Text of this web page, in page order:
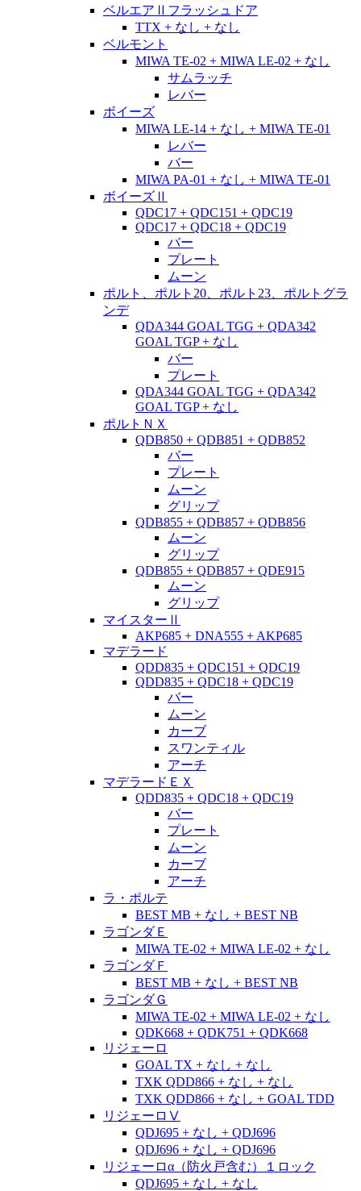
ベルエアⅡフラッシュドア
TTX + なし + なし
ベルモント
MIWA TE-02 + MIWA LE-02 + なし
サムラッチ
レバー
ボイーズ
MIWA LE-14 + なし + MIWA TE-01
レバー
バー
MIWA PA-01 + なし + MIWA TE-01
ボイーズⅡ
QDC17 + QDC151 + QDC19
QDC17 + QDC18 + QDC19
バー
プレート
ムーン
ポルト、ポルト20、ポルト23、ポルトグラ
ンデ
QDA344 GOAL TGG + QDA342
GOAL TGP + なし
バー
プレート
QDA344 GOAL TGG + QDA342
GOAL TGP + なし
ポルトＮＸ
QDB850 + QDB851 + QDB852
バー
プレート
ムーン
グリップ
QDB855 + QDB857 + QDB856
ムーン
グリップ
QDB855 + QDB857 + QDE915
ムーン
グリップ
マイスターⅡ
AKP685 + DNA555 + AKP685
マデラード
QDD835 + QDC151 + QDC19
QDD835 + QDC18 + QDC19
バー
ムーン
カーブ
スワンティル
アーチ
マデラードＥＸ
QDD835 + QDC18 + QDC19
バー
プレート
ムーン
カーブ
アーチ
ラ・ポルテ
BEST MB + なし + BEST NB
ラゴンダＥ
MIWA TE-02 + MIWA LE-02 + なし
ラゴンダＦ
BEST MB + なし + BEST NB
ラゴンダＧ
MIWA TE-02 + MIWA LE-02 + なし
QDK668 + QDK751 + QDK668
リジェーロ
GOAL TX + なし + なし
TXK QDD866 + なし + なし
TXK QDD866 + なし + GOAL TDD
リジェーロⅤ
QDJ695 + なし + QDJ696
QDJ696 + なし + QDJ696
リジェーロα（防火戸含む）１ロック
QDJ695 + なし + なし